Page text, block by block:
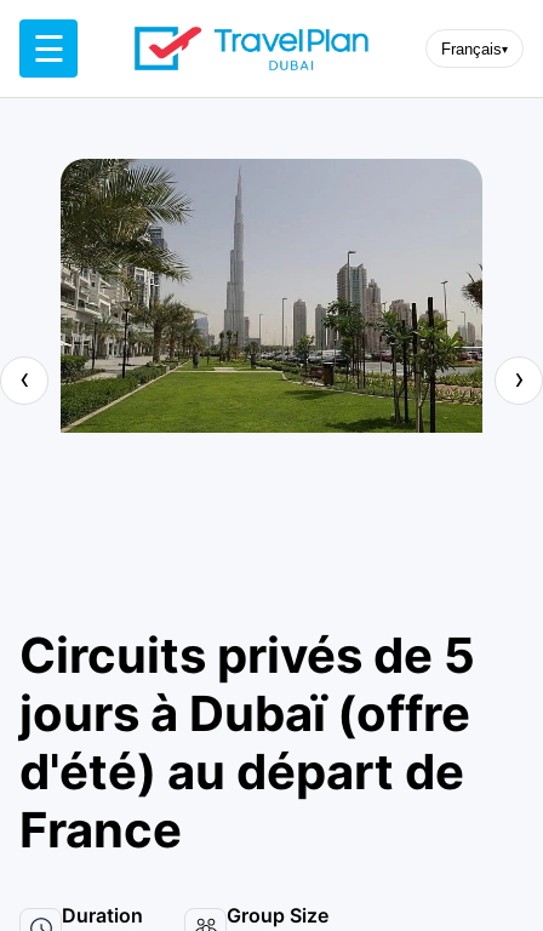
☰ Français▾
‹ ›
Circuits privés de 5
jours à Dubaï (offre
d'été) au départ de
France
Duration Group Size